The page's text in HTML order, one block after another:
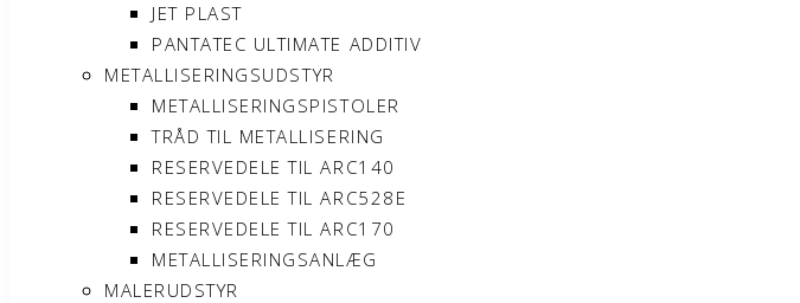
JET PLAST
PANTATEC ULTIMATE ADDITIV
METALLISERINGSUDSTYR
METALLISERINGSPISTOLER
TRÅD TIL METALLISERING
RESERVEDELE TIL ARC140
RESERVEDELE TIL ARC528E
RESERVEDELE TIL ARC170
METALLISERINGSANLÆG
MALERUDSTYR